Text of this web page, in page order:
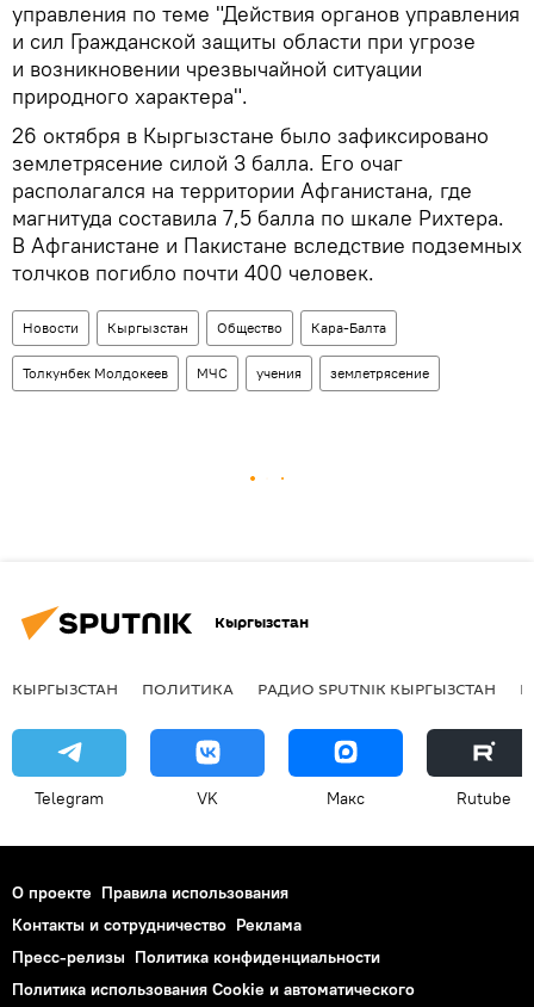
управления по теме "Действия органов управления
и сил Гражданской защиты области при угрозе
и возникновении чрезвычайной ситуации
природного характера".
26 октября в Кыргызстане было зафиксировано
землетрясение силой 3 балла. Его очаг
располагался на территории Афганистана, где
магнитуда составила 7,5 балла по шкале Рихтера.
В Афганистане и Пакистане вследствие подземных
толчков погибло почти 400 человек.
Новости Кыргызстан Общество Кара-Балта
Толкунбек Молдокеев МЧС учения землетрясение
Кыргызстан
КЫРГЫЗСТАН ПОЛИТИКА РАДИО SPUTNIK КЫРГЫЗСТАН
Telegram VK Макс Rutube
О проекте Правила использования
Контакты и сотрудничество Реклама
Пресс-релизы Политика конфиденциальности
Политика использования Cookie и автоматического